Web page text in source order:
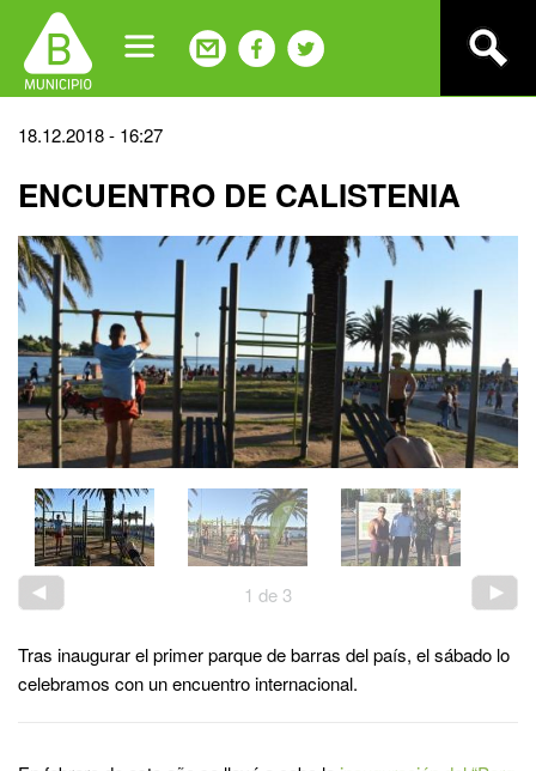
navigation
Back
top
18.12.2018 - 16:27
ENCUENTRO DE CALISTENIA
1 de 3
Tras inaugurar el primer parque de barras del país, el sábado lo
celebramos con un encuentro internacional.